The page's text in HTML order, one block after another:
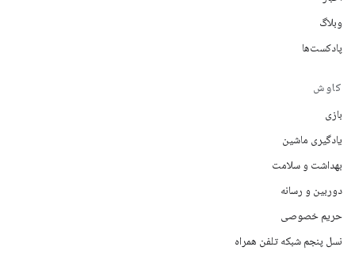
وبلاگ
پادکست‌ها
کاوش
بازی
یادگیری ماشین
بهداشت و سلامت
دوربین و رسانه
حریم خصوصی
نسل پنجم شبکه تلفن همراه